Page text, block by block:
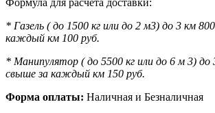
* Газель ( до 1500 кг или до 2 м3) до 3 км
каждый км 100 руб.
* Манипулятор ( до 5500 кг или до 6 м 3) до
свыше за каждый км 150 руб.
Форма оплаты: Наличная и Безналичная